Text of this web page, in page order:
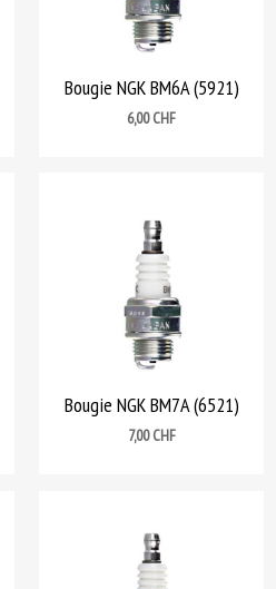
Bougie NGK BM6A (5921)
Prix
6,00 CHF
Bougie NGK BM7A (6521)
Prix
7,00 CHF